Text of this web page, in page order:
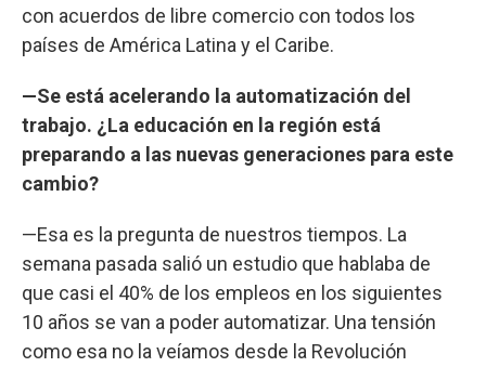
con acuerdos de libre comercio con todos los
países de América Latina y el Caribe.
—Se está acelerando la automatización del
trabajo. ¿La educación en la región está
preparando a las nuevas generaciones para este
cambio?
—Esa es la pregunta de nuestros tiempos. La
semana pasada salió un estudio que hablaba de
que casi el 40% de los empleos en los siguientes
10 años se van a poder automatizar. Una tensión
como esa no la veíamos desde la Revolución